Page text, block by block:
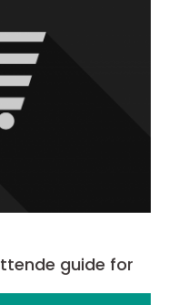
guide for